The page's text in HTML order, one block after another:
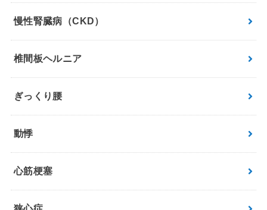
慢性腎臓病（CKD）
椎間板ヘルニア
ぎっくり腰
動悸
心筋梗塞